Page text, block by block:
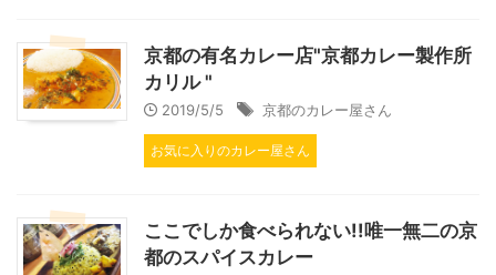
京都の有名カレー店"京都カレー製作所
カリル "
2019/5/5 京都のカレー屋さん
お気に入りのカレー屋さん
ここでしか食べられない!!唯一無二の京
都のスパイスカレー